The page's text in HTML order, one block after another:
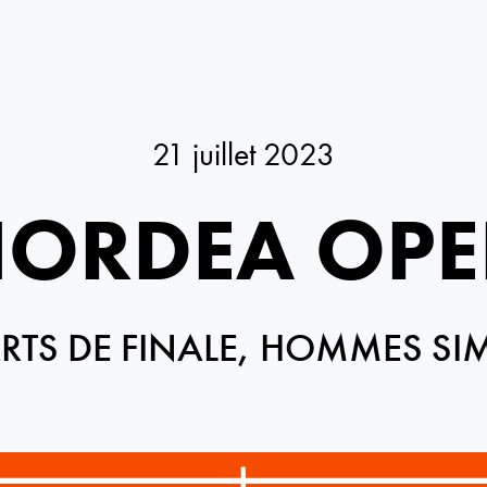
21 juillet 2023
DE FINALE, HOMMES